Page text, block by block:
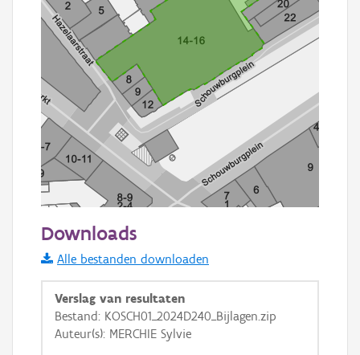
Informatie Vlaanderen
i
+ −
Downloads
Alle bestanden downloaden
Verslag van resultaten
Bestand: KOSCH01_2024D240_Bijlagen.zip
Auteur(s): MERCHIE Sylvie